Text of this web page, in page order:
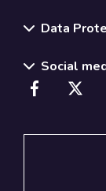
Data
Social